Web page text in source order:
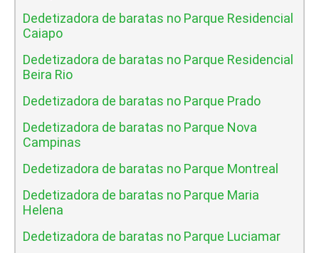
Dedetizadora de baratas no Parque Residencial
Caiapo
Dedetizadora de baratas no Parque Residencial
Beira Rio
Dedetizadora de baratas no Parque Prado
Dedetizadora de baratas no Parque Nova
Campinas
Dedetizadora de baratas no Parque Montreal
Dedetizadora de baratas no Parque Maria
Helena
Dedetizadora de baratas no Parque Luciamar